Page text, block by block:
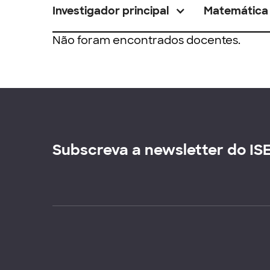
Investigador principal Matemática
Não foram encontrados docentes.
Subscreva a newsletter do